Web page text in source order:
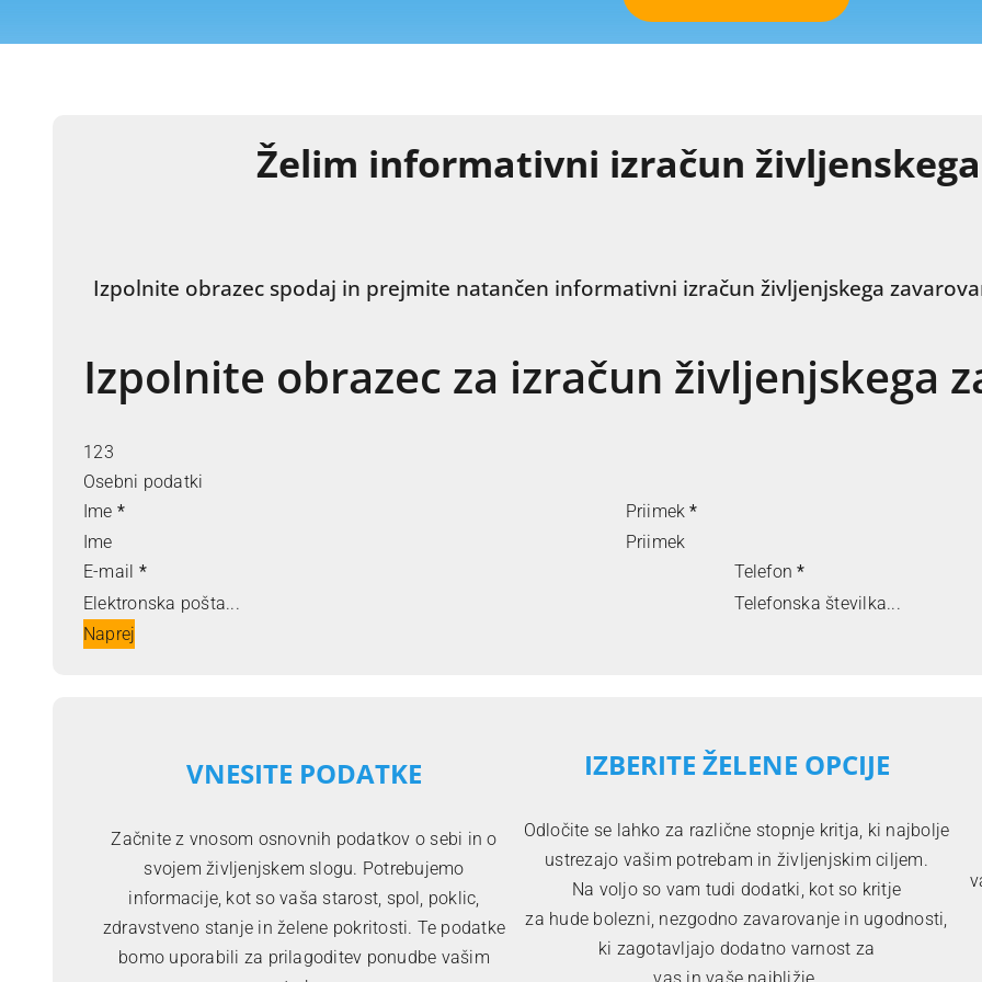
Želim informativni izračun
Izpolnite obrazec spodaj in prejmite natančen informativni izračun življenjskega
Izpolnite obrazec za izračun življenjskega
1 23
Osebni podatki
Ime * Priimek *
E-mail * Telefon *
Naprej
VNESITE PODATKE
Začnite z vnosom osnovnih podatkov o sebi in o
svojem življenjskem slogu. Potrebujemo
informacije, kot so vaša starost, spol, poklic,
zdravstveno stanje in želene pokritosti. Te podatke
bomo uporabili za prilagoditev ponudbe vašim
IZBERITE ŽELENE OPCIJE
Odločite se lahko za različne stopnje kritja, ki najbolje
ustrezajo vašim potrebam in življenjskim ciljem.
Na voljo so vam tudi dodatki, kot so kritje
za hude bolezni, nezgodno zavarovanje in ugodnosti,
ki zagotavljajo dodatno varnost za
vas in vaše najbližje.